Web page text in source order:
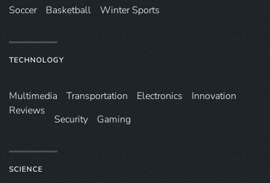
Soccer
Basketball Winter Sports
TECHNOLOGY
Multimedia Transportation Electronics
Innovation
Reviews
Security Gaming
SCIENCE